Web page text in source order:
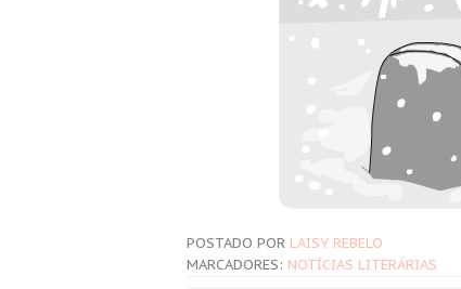
POSTADO POR LAISY REBELO
MARCADORES: NOTÍCIAS LITERÁRIAS